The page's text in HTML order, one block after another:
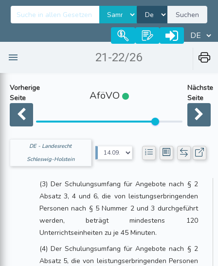
Suchen
21-22/26
Vorherige
Seite
AföVO
Nächste
Seite
DE - Landesrecht
Schleswig-Holstein
(3) Der Schulungsumfang für Angebote nach § 2
Absatz 3, 4 und 6, die von leistungserbringenden
Personen nach § 5 Nummer 2 und 3 durchgeführt
werden, beträgt mindestens 120
Unterrichtseinheiten zu je 45 Minuten.
(4) Der Schulungsumfang für Angebote nach § 2
Absatz 5, die von leistungserbringenden Personen